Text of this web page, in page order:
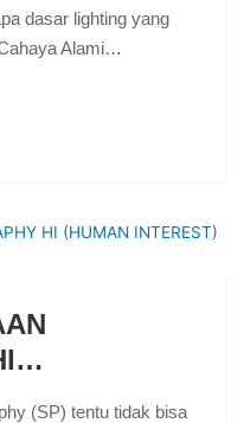
dasar lighting yang
Alami…
(SP) tentu tidak bisa